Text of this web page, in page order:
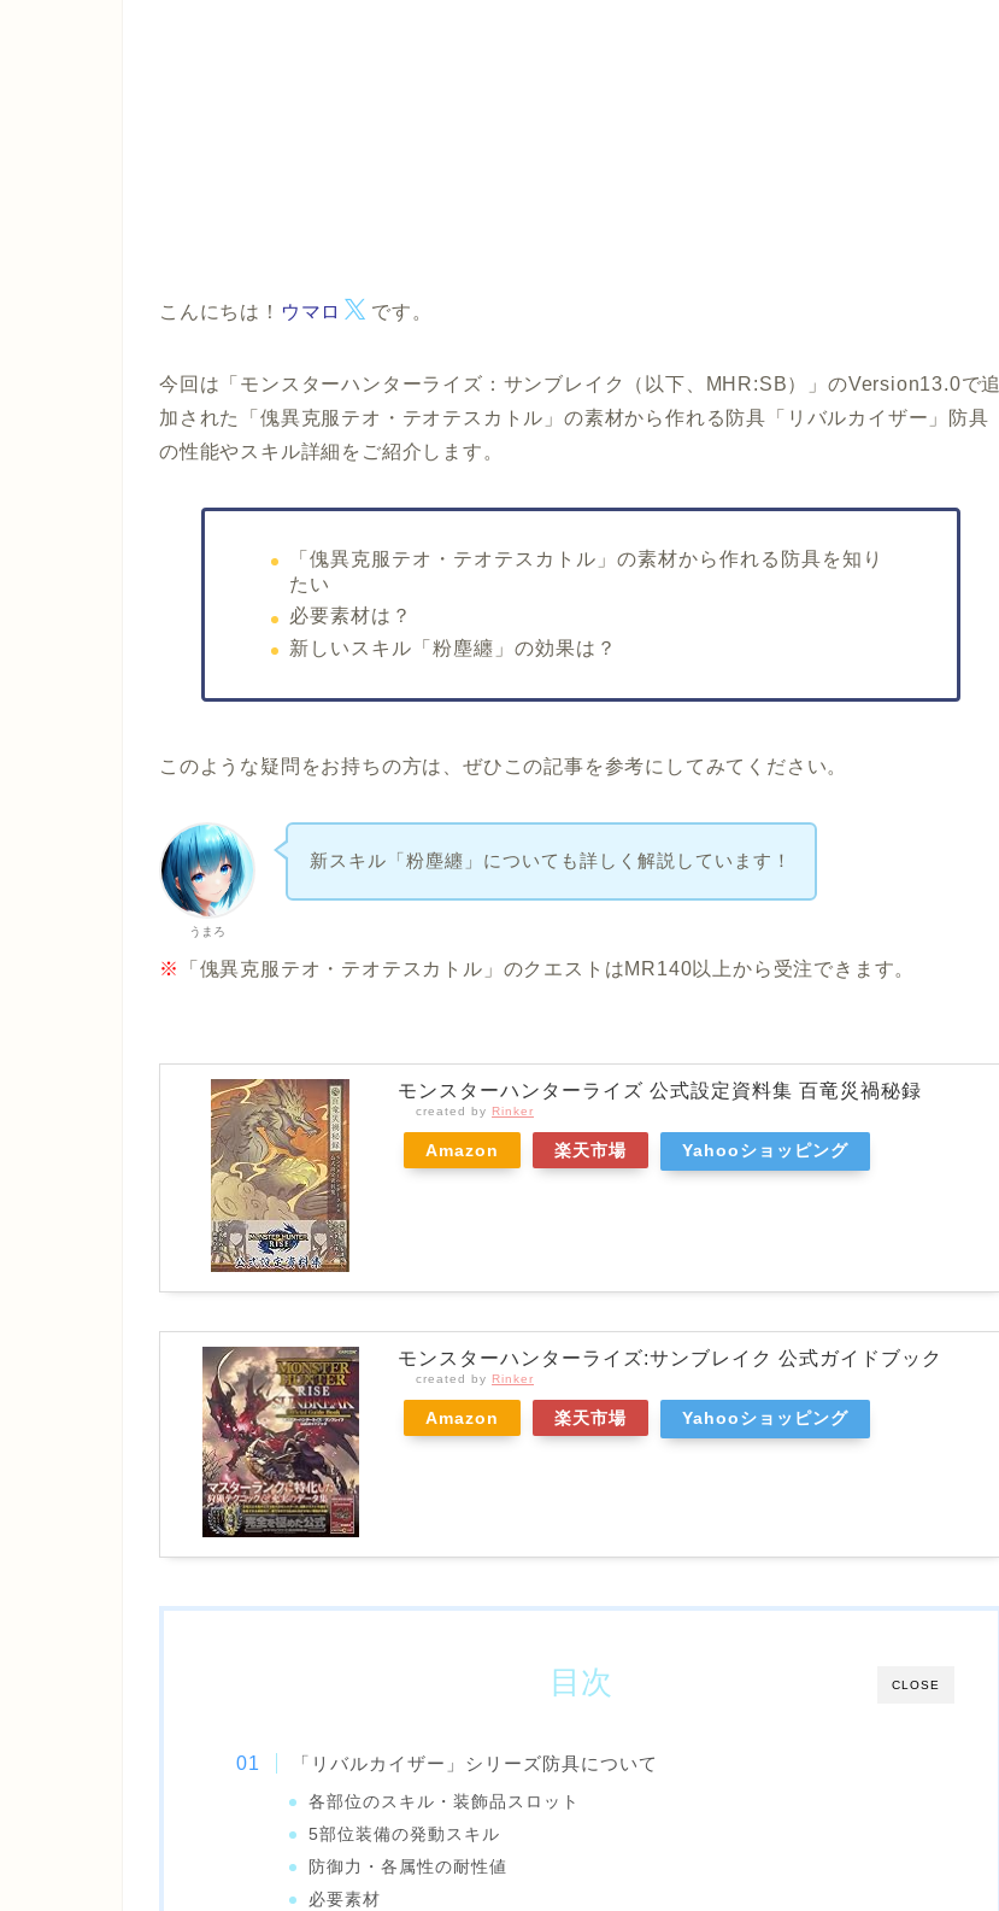
こんにちは！ ウマロ です。
今回は「モンスターハンターライズ：サンブレイク（以下、MHR:SB）」のVersion13.0で追
加された
「傀異克服テオ・テオテスカトル」の素材から作れる防具 「リバルカイザー」
防具
の性能やスキル詳細をご紹介します。
「傀異克服テオ・テオテスカトル」の素材から作れる防具を知り
たい
必要素材は？
新しいスキル「粉塵纏」の効果は？
このような疑問をお持ちの方は、ぜひこの記事を参考にしてみてください。
うまろ
新スキル「粉塵纏」についても詳しく解説しています！
※ 「傀異克服テオ・テオテスカトル」のクエストはMR140以上から受注できます。
モンスターハンターライズ 公式設定資料集 百竜災禍秘録
created by Rinker
Amazon 楽天市場 Yahooショッピング
モンスターハンターライズ:サンブレイク 公式ガイドブック
created by Rinker
Amazon 楽天市場 Yahooショッピング
CLOSE
目次
「リバルカイザー」シリーズ防具について
各部位のスキル・装飾品スロット
5部位装備の発動スキル
防御力・各属性の耐性値
必要素材